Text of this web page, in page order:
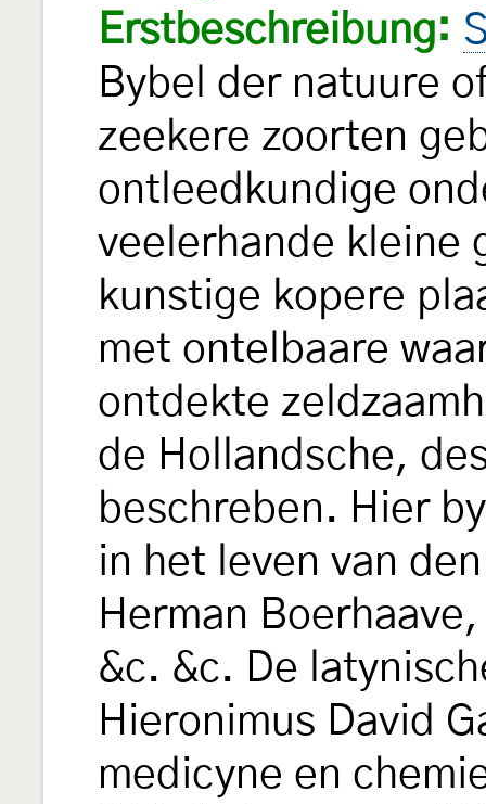
Erstbeschreibung:
Bybel der natuure
zeekere zoorten
ontleedkundige
veelerhande kleine
kunstige kopere
met ontelbaare
ontdekte
de Hollandsche,
beschreben. Hier
in het leven van
Herman
&c. &c. De
Hieronimus David
medicyne en